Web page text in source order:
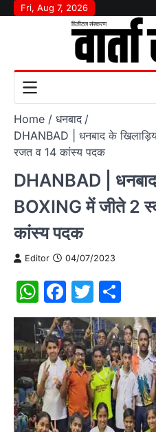
SkipFri, Aug 7, 2026
Home
धनबाद
DHANBAD | धनबाद के
रजत व 14 कांस्य पदक
DHANBAD |
BOXING में जीते 2
कांस्य पदक
Editor 04/07/2023
WhatsApp
Facebook
Twitter